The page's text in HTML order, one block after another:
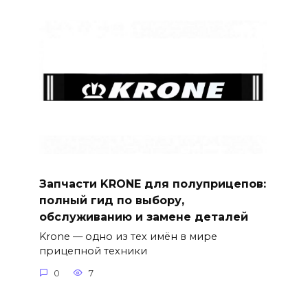
Запчасти KRONE для полуприцепов:
полный гид по выбору,
обслуживанию и замене деталей
Krone — одно из тех имён в мире
прицепной техники
0 7